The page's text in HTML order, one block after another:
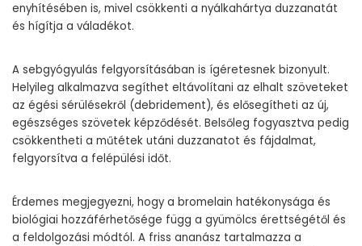
enyhítésében is, mivel csökkenti a nyálkahártya duzzanatát
és hígítja a váladékot.
A sebgyógyulás felgyorsításában is ígéretesnek bizonyult.
Helyileg alkalmazva segíthet eltávolítani az elhalt szöveteket
az égési sérülésekről (debridement), és elősegítheti az új,
egészséges szövetek képződését. Belsőleg fogyasztva pedig
csökkentheti a műtétek utáni duzzanatot és fájdalmat,
felgyorsítva a felépülési időt.
Érdemes megjegyezni, hogy a bromelain hatékonysága és
biológiai hozzáférhetősége függ a gyümölcs érettségétől és
a feldolgozási módtól. A friss ananász tartalmazza a